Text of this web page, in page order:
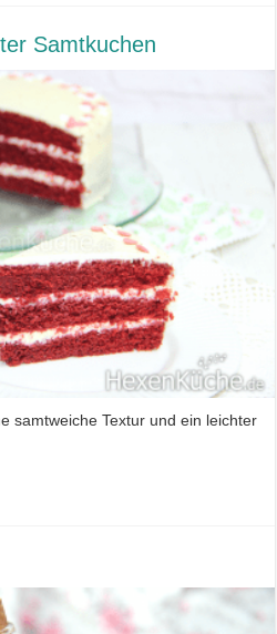
Samtkuchen
samtweiche Textur und ein leichter